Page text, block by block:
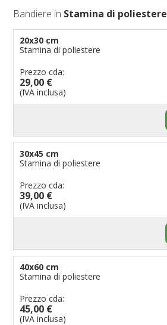
Bandiere in Stamina di poliestere
20x30 cm
Stamina di poliestere
Prezzo cda:
29,00 €
(IVA inclusa)
30x45 cm
Stamina di poliestere
Prezzo cda:
39,00 €
(IVA inclusa)
40x60 cm
Stamina di poliestere
Prezzo cda:
45,00 €
(IVA inclusa)